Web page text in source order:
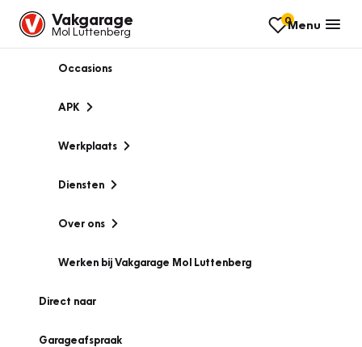
Vakgarage
Mol Luttenberg
0Menu
Occasions
APK
Werkplaats
Diensten
Over ons
Werken bij Vakgarage Mol Luttenberg
Direct naar
Garageafspraak